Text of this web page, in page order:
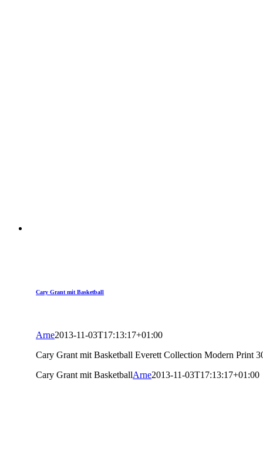
Cary Grant mit Basketball
Arne2013-11-03T17:13:17+01:00
Cary Grant mit Basketball Everett Collection Modern Print
Cary Grant mit BasketballArne2013-11-03T17:13:17+01:00